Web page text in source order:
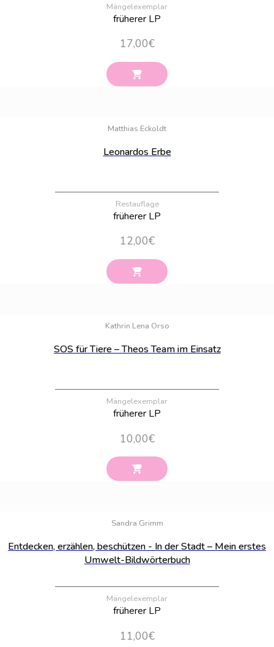
Mängelexemplar
früherer LP
17,00€
Matthias Eckoldt
Leonardos Erbe
Restauflage
früherer LP
12,00€
Kathrin Lena Orso
SOS für Tiere – Theos Team im Einsatz
Mängelexemplar
früherer LP
10,00€
Sandra Grimm
Entdecken, erzählen, beschützen - In der Stadt – Mein erstes
Umwelt-Bildwörterbuch
Mängelexemplar
früherer LP
11,00€